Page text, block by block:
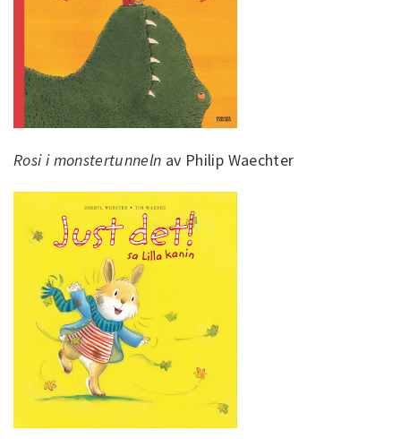
Rosi i monstertunneln av Philip Waechter